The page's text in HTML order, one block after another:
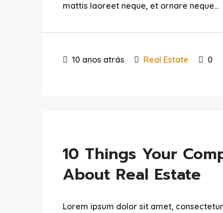
mattis laoreet neque, et ornare neque...
10 anos atrás Real Estate 0
10 Things Your
About Real Estate
Lorem ipsum dolor sit amet,